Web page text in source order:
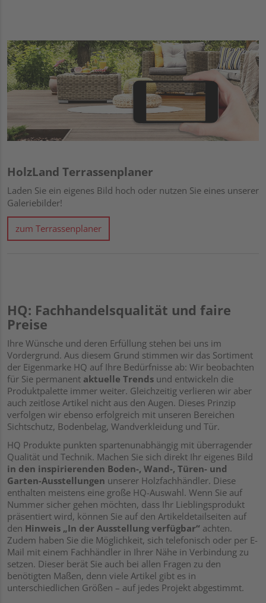
HolzLand Terrassenplaner
Laden Sie ein eigenes Bild hoch oder nutzen Sie eines unserer
Galeriebilder!
zum Terrassenplaner
HQ: Fachhandelsqualität und faire
Preise
Ihre Wünsche und deren Erfüllung stehen bei uns im
Vordergrund. Aus diesem Grund stimmen wir das Sortiment
der Eigenmarke HQ auf Ihre Bedürfnisse ab: Wir beobachten
für Sie permanent aktuelle Trends und entwickeln die
Produktpalette immer weiter. Gleichzeitig verlieren wir aber
auch zeitlose Artikel nicht aus den Augen. Dieses Prinzip
verfolgen wir ebenso erfolgreich mit unseren Bereichen
Sichtschutz, Bodenbelag, Wandverkleidung und Tür.
HQ Produkte punkten spartenunabhängig mit überragender
Qualität und Technik. Machen Sie sich direkt Ihr eigenes Bild
in den inspirierenden Boden-, Wand-, Türen- und
Garten-Ausstellungen unserer Holzfachhändler. Diese
enthalten meistens eine große HQ-Auswahl. Wenn Sie auf
Nummer sicher gehen möchten, dass Ihr Lieblingsprodukt
präsentiert wird, können Sie auf den Artikeldetailseiten auf
den Hinweis „In der Ausstellung verfügbar“ achten.
Zudem haben Sie die Möglichkeit, sich telefonisch oder per E-
Mail mit einem Fachhändler in Ihrer Nähe in Verbindung zu
setzen. Dieser berät Sie auch bei allen Fragen zu den
benötigten Maßen, denn viele Artikel gibt es in
unterschiedlichen Größen – auf jedes Projekt abgestimmt.